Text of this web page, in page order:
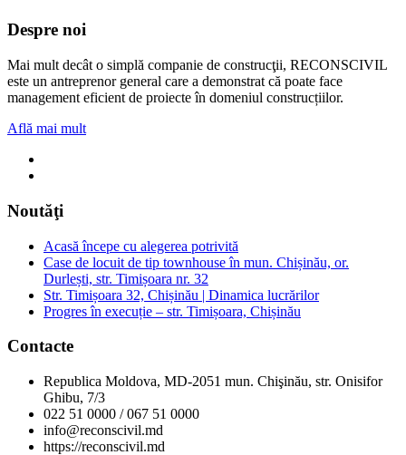
Despre noi
Mai mult decât o simplă companie de construcţii, RECONSCIVIL
este un antreprenor general care a demonstrat că poate face
management eficient de proiecte în domeniul construcțiilor.
Află mai mult
Noutăţi
Acasă începe cu alegerea potrivită
Case de locuit de tip townhouse în mun. Chișinău, or.
Durlești, str. Timișoara nr. 32
Str. Timișoara 32, Chișinău | Dinamica lucrărilor
Progres în execuție – str. Timișoara, Chișinău
Contacte
Republica Moldova, MD-2051 mun. Chişinău, str. Onisifor
Ghibu, 7/3
022 51 0000 / 067 51 0000
info@reconscivil.md
https://reconscivil.md